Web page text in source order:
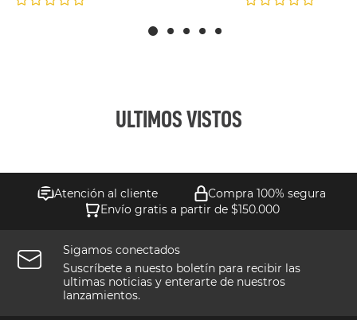
ULTIMOS VISTOS
Atención al cliente
Compra 100% segura
Envío gratis a partir de $150.000
Sigamos conectados
Suscríbete a nuesto boletín para recibir las
ultimas noticias y enterarte de nuestros
lanzamientos.